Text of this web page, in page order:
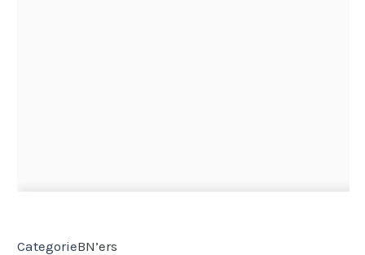
CategorieBN’ers